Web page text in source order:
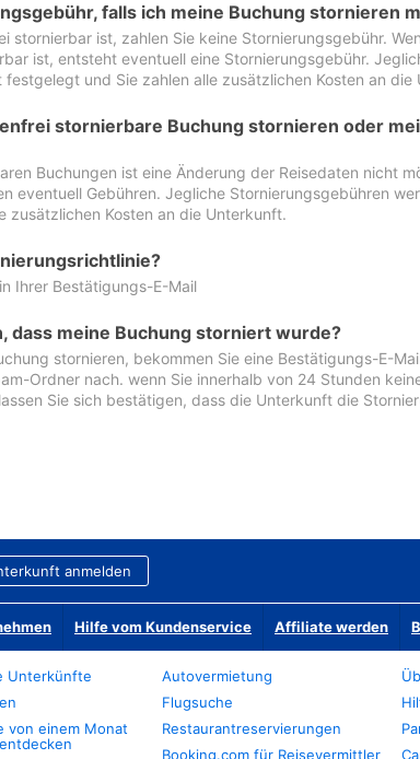
falls ich meine Buchung stornieren
stornierbar ist, zahlen Sie keine Stornierungsgebühr.
ist, entsteht eventuell eine Stornierungsgebühr.
und Sie zahlen alle zusätzlichen Kosten an die
stornierbare Buchung stornieren oder
Buchungen ist eine Änderung der Reisedaten nicht
eventuell Gebühren. Jegliche Stornierungsgebühren
zusätzlichen Kosten an die Unterkunft.
Ihrer Bestätigungs-E-Mail
dass meine Buchung storniert wurde?
stornieren, bekommen Sie eine Bestätigungs-E-
Ordner nach. wenn Sie innerhalb von 24 Stunden
Sie sich bestätigen, dass die Unterkunft die
anmelden
Hilfe vom Kundenservice Affiliate werden
Unterkünfte
von einem Monat
Autovermietung
Flugsuche
Restaurantreservierungen
Booking.com für Reisevermittler